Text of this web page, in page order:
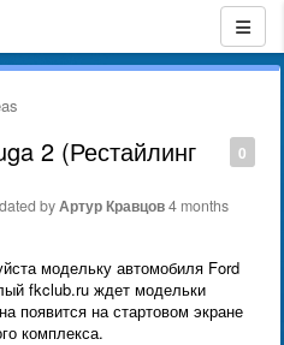
0
2 (Рестайлинг
byАртур Кравцов4 months
модельку автомобиля Ford
fkclub.ru ждет модельки
появится на стартовом экране
комплекса.